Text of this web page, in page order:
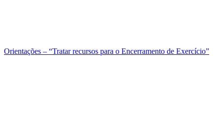
Orientações – “Tratar recursos para o Encerramento de Exercício”